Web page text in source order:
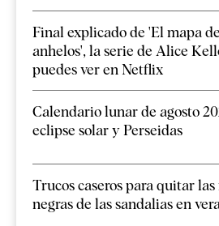
Final explicado de 'El mapa
anhelos', la serie de Alice
puedes ver en Netflix
Calendario lunar de agosto
eclipse solar y Perseidas
Trucos caseros para quitar las
negras de las sandalias en